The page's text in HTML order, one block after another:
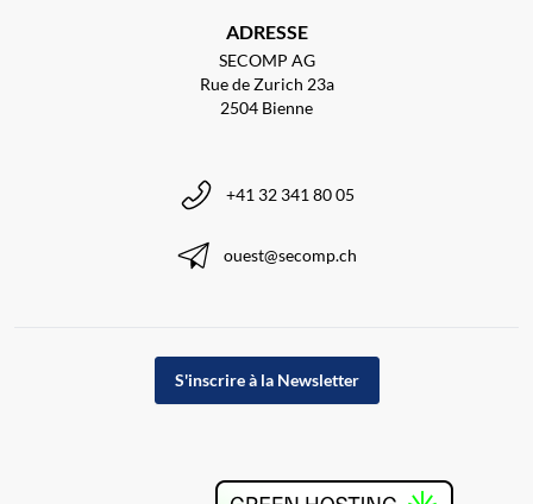
ADRESSE
SECOMP AG
Rue de Zurich 23a
2504 Bienne
+41 32 341 80 05
ouest@secomp.ch
S'inscrire à la Newsletter